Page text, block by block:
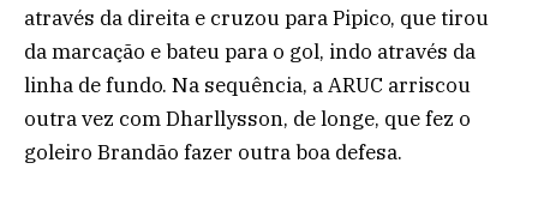
através da direita e cruzou para Pipico, que tirou
da marcação e bateu para o gol, indo através da
linha de fundo. Na sequência, a ARUC arriscou
outra vez com Dharllysson, de longe, que fez o
goleiro Brandão fazer outra boa defesa.